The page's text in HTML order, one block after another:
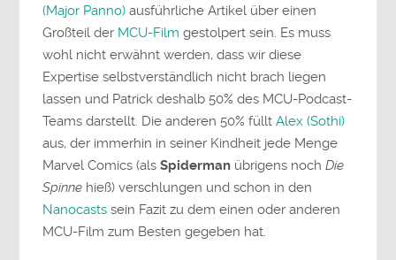
(Major Panno) ausführliche Artikel über einen
Großteil der MCU-Film gestolpert sein. Es muss
wohl nicht erwähnt werden, dass wir diese
Expertise selbstverständlich nicht brach liegen
lassen und Patrick deshalb 50% des MCU-Podcast-
Teams darstellt. Die anderen 50% fülltAlex (Sothi)
aus, der immerhin in seiner Kindheit jede Menge
Marvel Comics (alsSpiderman übrigens nochDie
Spinne hieß) verschlungen und schon in den
Nanocasts sein Fazit zu dem einen oder anderen
MCU-Film zum Besten gegeben hat.